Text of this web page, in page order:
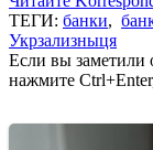
ТЕГИ: банки,
Укрзализныця
Если вы заметили
нажмите